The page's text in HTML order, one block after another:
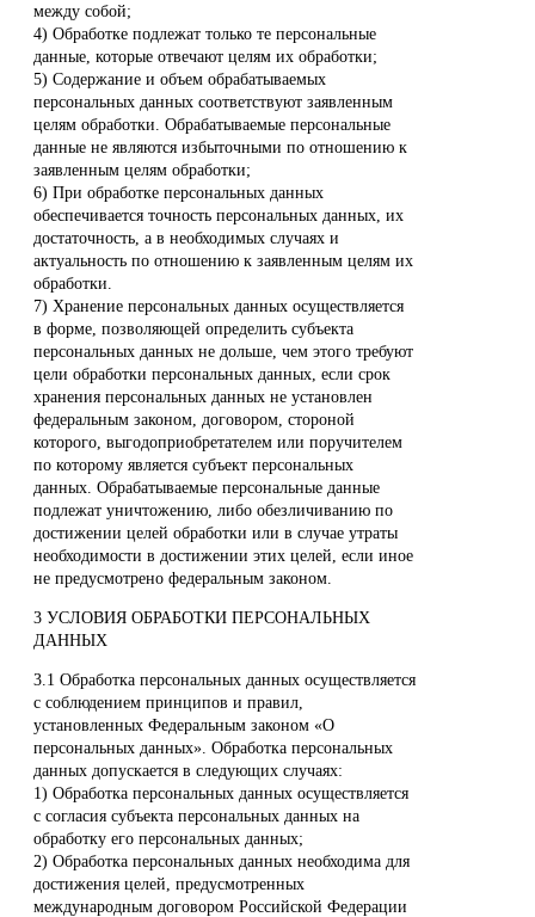
между собой;
4) Обработке подлежат только те персональные
данные, которые отвечают целям их обработки;
5) Содержание и объем обрабатываемых
персональных данных соответствуют заявленным
целям обработки. Обрабатываемые персональные
данные не являются избыточными по отношению к
заявленным целям обработки;
6) При обработке персональных данных
обеспечивается точность персональных данных, их
достаточность, а в необходимых случаях и
актуальность по отношению к заявленным целям их
обработки.
7) Хранение персональных данных осуществляется
в форме, позволяющей определить субъекта
персональных данных не дольше, чем этого требуют
цели обработки персональных данных, если срок
хранения персональных данных не установлен
федеральным законом, договором, стороной
которого, выгодоприобретателем или поручителем
по которому является субъект персональных
данных. Обрабатываемые персональные данные
подлежат уничтожению, либо обезличиванию по
достижении целей обработки или в случае утраты
необходимости в достижении этих целей, если иное
не предусмотрено федеральным законом.
3 УСЛОВИЯ ОБРАБОТКИ ПЕРСОНАЛЬНЫХ
ДАННЫХ
3.1 Обработка персональных данных осуществляется
с соблюдением принципов и правил,
установленных Федеральным законом «О
персональных данных». Обработка персональных
данных допускается в следующих случаях:
1) Обработка персональных данных осуществляется
с согласия субъекта персональных данных на
обработку его персональных данных;
2) Обработка персональных данных необходима для
достижения целей, предусмотренных
международным договором Российской Федерации